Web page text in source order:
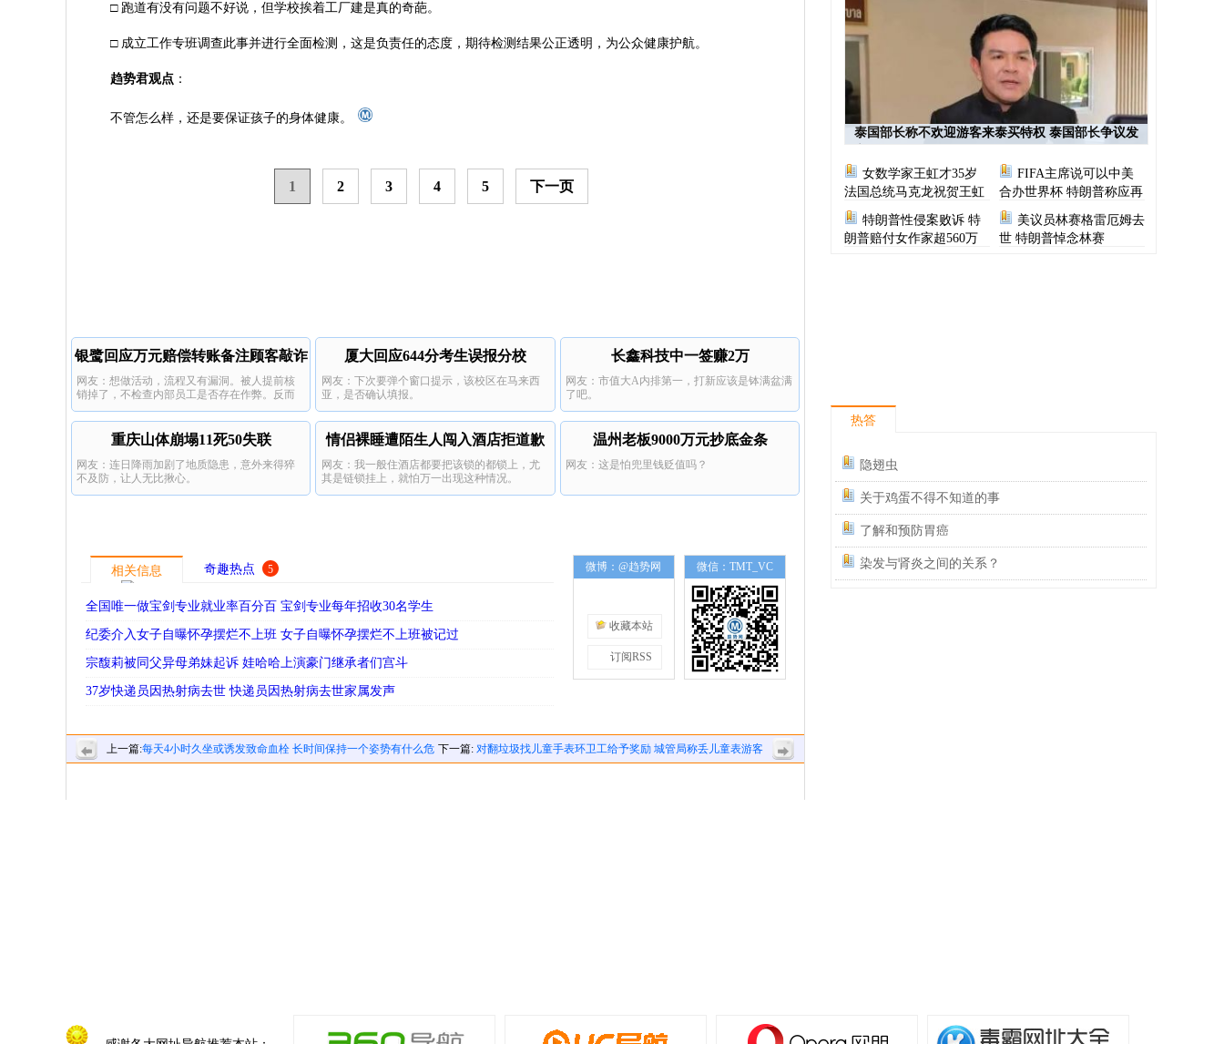
□ 跑道有没有问题不好说，但学校挨着工厂建是真的奇葩。
□ 成立工作专班调查此事并进行全面检测，这是负责任的态度，期待检测结果公正透明，为公众健康护航。
趋势君观点 ：
不管怎么样，还是要保证孩子的身体健康。
1 2 3 4 5 下一页
银鹭回应万元赔偿转账备注顾客敲诈
网友：想做活动，流程又有漏洞。被人提前核
销掉了，不检查内部员工是否存在作弊。反而
怪消费者赔偿1万元。吃相太难看了。
厦大回应644分考生误报分校
网友：下次要弹个窗口提示，该校区在马来西
亚，是否确认填报。
长鑫科技中一签赚2万
网友：市值大A内排第一，打新应该是钵满盆满
了吧。
重庆山体崩塌11死50失联
网友：连日降雨加剧了地质隐患，意外来得猝
不及防，让人无比揪心。
情侣裸睡遭陌生人闯入酒店拒道歉
网友：我一般住酒店都要把该锁的都锁上，尤
其是链锁挂上，就怕万一出现这种情况。
温州老板9000万元抄底金条
网友：这是怕兜里钱贬值吗？
相关信息 奇趣热点 5
全国唯一做宝剑专业就业率百分百 宝剑专业每年招收30名学生
纪委介入女子自曝怀孕摆烂不上班 女子自曝怀孕摆烂不上班被记过
宗馥莉被同父异母弟妹起诉 娃哈哈上演豪门继承者们宫斗
37岁快递员因热射病去世 快递员因热射病去世家属发声
微博：@趋势网
收藏本站
订阅RSS
微信：TMT_VC
上一篇:每天4小时久坐或诱发致命血栓 长时间保持一个姿势有什么危 下一篇: 对翻垃圾找儿童手表环卫工给予奖励 城管局称丢儿童表游客
泰国部长称不欢迎游客来泰买特权 泰国部长争议发
女数学家王虹才35岁
法国总统马克龙祝贺王虹
FIFA主席说可以中美
合办世界杯 特朗普称应再
次选择美国办世界杯
特朗普性侵案败诉 特
朗普赔付女作家超560万
美议员林赛格雷厄姆去
世 特朗普悼念林赛
热答
隐翅虫
关于鸡蛋不得不知道的事
了解和预防胃癌
染发与肾炎之间的关系？